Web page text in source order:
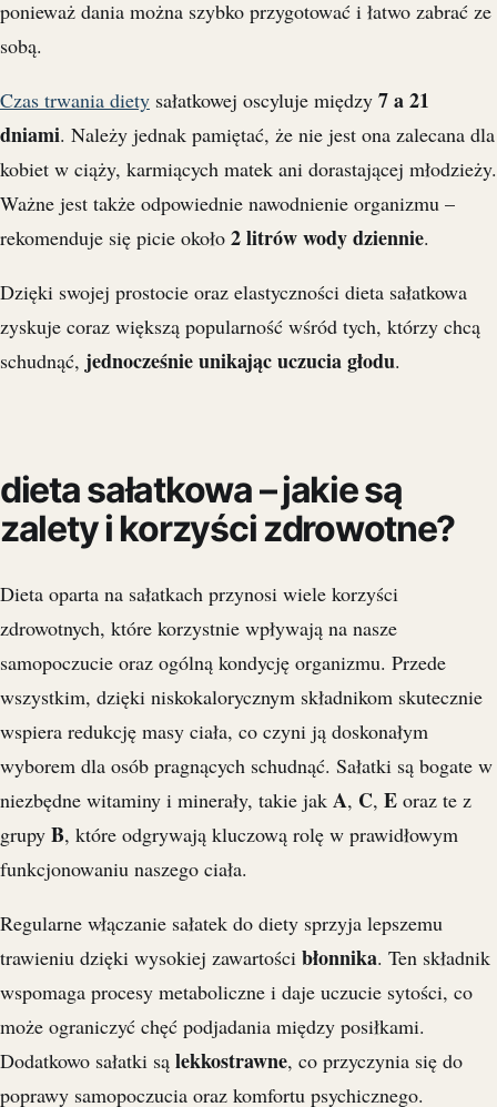
ponieważ dania można szybko przygotować i łatwo zabrać ze
sobą.
Czas trwania diety sałatkowej oscyluje między 7 a 21
dniami. Należy jednak pamiętać, że nie jest ona zalecana dla
kobiet w ciąży, karmiących matek ani dorastającej młodzieży.
Ważne jest także odpowiednie nawodnienie organizmu –
rekomenduje się picie około 2 litrów wody dziennie.
Dzięki swojej prostocie oraz elastyczności dieta sałatkowa
zyskuje coraz większą popularność wśród tych, którzy chcą
schudnąć, jednocześnie unikając uczucia głodu.
dieta sałatkowa – jakie są
zalety i korzyści zdrowotne?
Dieta oparta na sałatkach przynosi wiele korzyści
zdrowotnych, które korzystnie wpływają na nasze
samopoczucie oraz ogólną kondycję organizmu. Przede
wszystkim, dzięki niskokalorycznym składnikom skutecznie
wspiera redukcję masy ciała, co czyni ją doskonałym
wyborem dla osób pragnących schudnąć. Sałatki są bogate w
niezbędne witaminy i minerały, takie jak A, C, E oraz te z
grupy B, które odgrywają kluczową rolę w prawidłowym
funkcjonowaniu naszego ciała.
Regularne włączanie sałatek do diety sprzyja lepszemu
trawieniu dzięki wysokiej zawartości błonnika. Ten składnik
wspomaga procesy metaboliczne i daje uczucie sytości, co
może ograniczyć chęć podjadania między posiłkami.
Dodatkowo sałatki są lekkostrawne, co przyczynia się do
poprawy samopoczucia oraz komfortu psychicznego.